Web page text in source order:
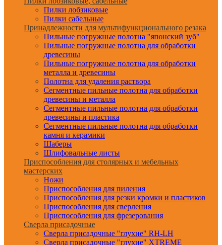
Пилки лобзиковые
Пилки сабельные
Принадлежности для мультифункционального резака
Пильные погружные полотна "японский зуб"
Пильные погружные полотна для обработки
древесины
Пильные погружные полотна для обработки
металла и древесины
Полотна для удаления раствора
Сегментные пильные полотна для обработки
древесины и металла
Сегментные пильные полотна для обработки
древесины и пластика
Сегментные пильные полотна для обработки
камня и керамики
Шаберы
Шлифовальные листы
Приспособления для столярных и мебельных
мастерских
Ножи
Приспособления для пиления
Приспособления для резки кромки и пластиков
Приспособления для сверления
Приспособления для фрезерования
Сверла присадочные
Сверла присадочные "глухие" RH-LH
Сверла присадочные "глухие" XTREME